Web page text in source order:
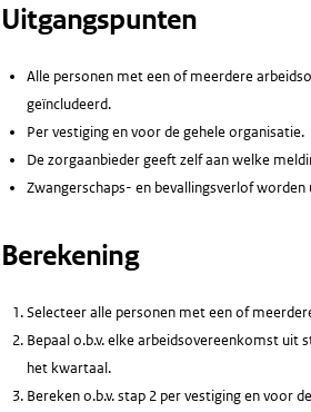
Uitgangspunten
Alle personen met een of meerdere
geïncludeerd.
Per vestiging en voor de gehele organisatie.
De zorgaanbieder geeft zelf aan welke
Zwangerschaps- en bevallingsverlof
Berekening
Selecteer alle personen met een of
Bepaal o.b.v. elke arbeidsovereenkomst uit
het kwartaal.
Bereken o.b.v. stap 2 per vestiging en voor